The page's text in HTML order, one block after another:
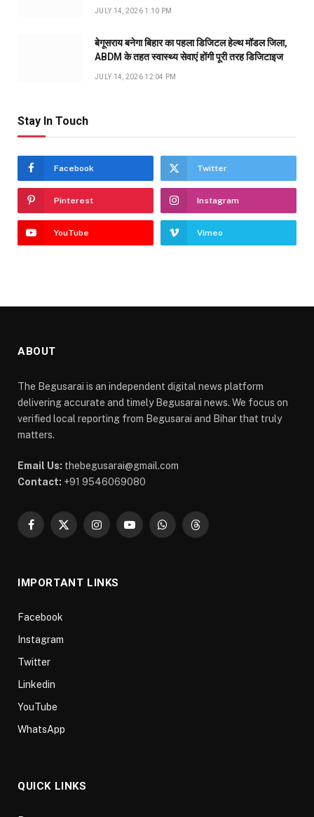
JULY 14, 2026 1:10 PM
बेगूसराय बनेगा बिहार का पहला डिजिटल हेल्थ मॉडल जिला,
ABDM के तहत स्वास्थ्य सेवाएं होंगी पूरी तरह डिजिटाइज
JULY 14, 2026 12:04 PM
Stay In Touch
Facebook Twitter
Pinterest Instagram
YouTube Vimeo
ABOUT
The Begusarai is an independent digital news platform
delivering accurate and timely Begusarai news. We focus on
verified local reporting from Begusarai and Bihar that truly
matters.
Email Us: thebegusarai@gmail.com
Contact: +91 9546069080
Facebook
X
InstagramYouTubeWhatsAppThreads
IMPORTANT LINKS
Facebook
Instagram
Twitter
Linkedin
YouTube
WhatsApp
QUICK LINKS